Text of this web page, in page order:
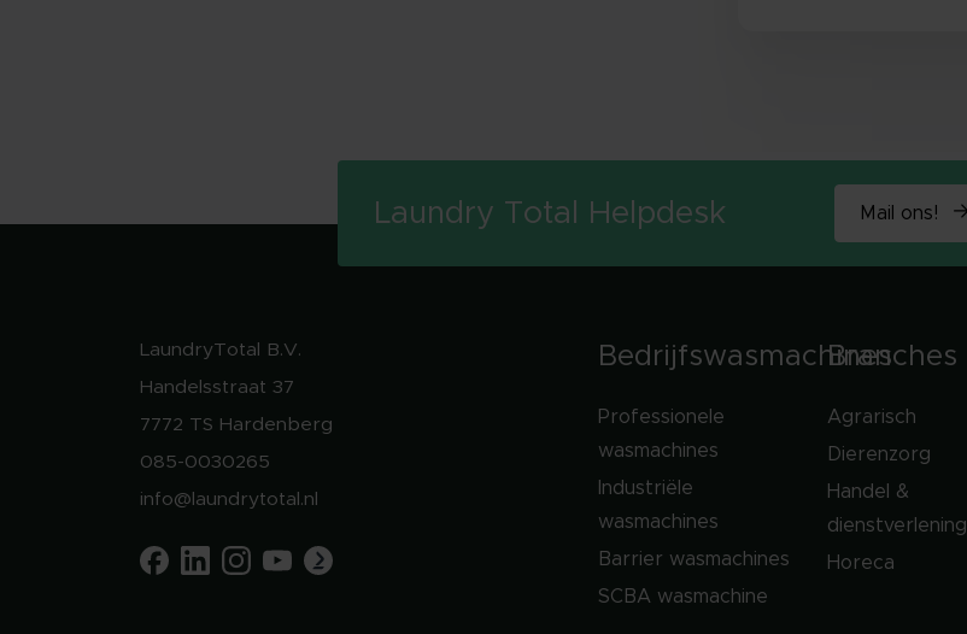
Laundry Total Helpdesk Mail ons!
LaundryTotal B.V.
Handelsstraat 37
7772 TS Hardenberg
085-0030265
info@laundrytotal.nl
Bedrijfswasmachines
Professionele
wasmachines
Industriële
wasmachines
Barrier wasmachines
SCBA wasmachine
Branches
Agrarisch
Dierenzorg
Handel &
dienstverlening
Horeca